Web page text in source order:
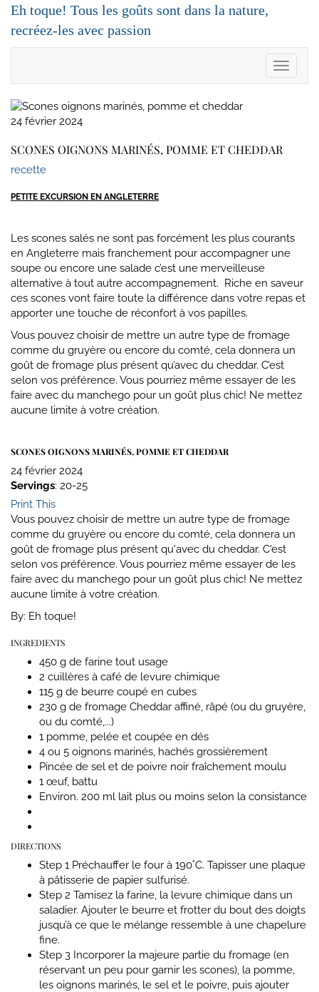
Skip
content
Eh toque! Tous les goûts sont dans la nature,
recréez-les avec passion
Toggle
24 février 2024
SCONES OIGNONS MARINÉS, POMME ET CHEDDAR
recette
PETITE EXCURSION EN ANGLETERRE
Les scones salés ne sont pas forcément les plus courants
en Angleterre mais franchement pour accompagner une
soupe ou encore une salade c’est une merveilleuse
alternative à tout autre accompagnement. Riche en saveur
ces scones vont faire toute la différence dans votre repas et
apporter une touche de réconfort à vos papilles.
Vous pouvez choisir de mettre un autre type de fromage
comme du gruyère ou encore du comté, cela donnera un
goût de fromage plus présent qu’avec du cheddar. C’est
selon vos préférence. Vous pourriez même essayer de les
faire avec du manchego pour un goût plus chic! Ne mettez
aucune limite à votre création.
SCONES OIGNONS MARINÉS, POMME ET CHEDDAR
24 février 2024
Servings: 20-25
Print This
Vous pouvez choisir de mettre un autre type de fromage
comme du gruyère ou encore du comté, cela donnera un
goût de fromage plus présent qu'avec du cheddar. C'est
selon vos préférence. Vous pourriez même essayer de les
faire avec du manchego pour un goût plus chic! Ne mettez
aucune limite à votre création.
By: Eh toque!
INGREDIENTS
450 g de farine tout usage
2 cuillères à café de levure chimique
115 g de beurre coupé en cubes
230 g de fromage Cheddar affiné, râpé (ou du gruyère,
ou du comté,...)
1 pomme, pelée et coupée en dés
4 ou 5 oignons marinés, hachés grossièrement
Pincée de sel et de poivre noir fraîchement moulu
1 œuf, battu
Environ. 200 ml lait plus ou moins selon la consistance
DIRECTIONS
Step 1 Préchauffer le four à 190˚C. Tapisser une plaque
à pâtisserie de papier sulfurisé.
Step 2 Tamisez la farine, la levure chimique dans un
saladier. Ajouter le beurre et frotter du bout des doigts
jusqu’à ce que le mélange ressemble à une chapelure
fine.
Step 3 Incorporer la majeure partie du fromage (en
réservant un peu pour garnir les scones), la pomme,
les oignons marinés, le sel et le poivre, puis ajouter